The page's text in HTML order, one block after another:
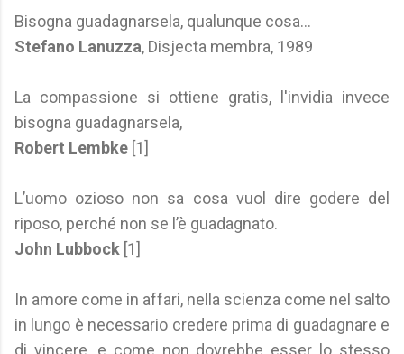
Bisogna guadagnarsela, qualunque cosa...
Stefano Lanuzza, Disjecta membra, 1989
La compassione si ottiene gratis, l'invidia invece
bisogna guadagnarsela,
Robert Lembke [1]
L’uomo ozioso non sa cosa vuol dire godere del
riposo, perché non se l’è guadagnato.
John Lubbock [1]
In amore come in affari, nella scienza come nel salto
in lungo è necessario credere prima di guadagnare e
di vincere, e come non dovrebbe esser lo stesso